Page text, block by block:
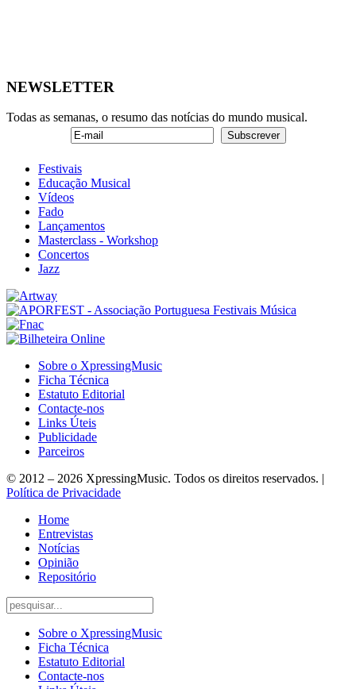
NEWSLETTER
Todas as semanas, o resumo das notícias do mundo musical.
Festivais
Educação Musical
Vídeos
Fado
Lançamentos
Masterclass - Workshop
Concertos
Jazz
Sobre o XpressingMusic
Ficha Técnica
Estatuto Editorial
Contacte-nos
Links Úteis
Publicidade
Parceiros
© 2012 – 2026 XpressingMusic. Todos os direitos reservados. |
Política de Privacidade
Home
Entrevistas
Notícias
Opinião
Repositório
Sobre o XpressingMusic
Ficha Técnica
Estatuto Editorial
Contacte-nos